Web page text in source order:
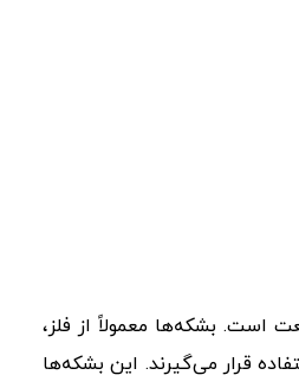
است. بشکه‌ها معمولاً از فلز،
قرار می‌گیرند. این بشکه‌ها